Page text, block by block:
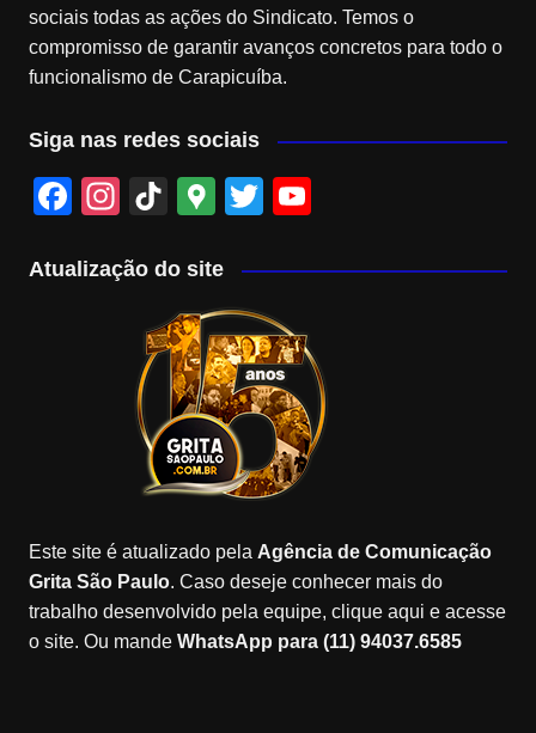
sociais todas as ações do Sindicato. Temos o
compromisso de garantir avanços concretos para todo o
funcionalismo de Carapicuíba.
Siga nas redes sociais
F
c
In
a
m
Ti
T
o
k
G
o
gl
e
M
a
p
s
T
tt
er
u
u
b
e
C
a
n
n
el
Atualização do site
Este site é atualizado pela Agência de Comunicação
Grita São Paulo. Caso deseje conhecer mais do
trabalho desenvolvido pela equipe, clique aqui e acesse
o site. Ou mande WhatsApp para (11) 94037.6585